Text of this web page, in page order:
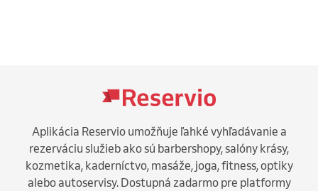
Aplikácia Reservio umožňuje ľahké vyhľadávanie a
rezerváciu služieb ako sú barbershopy, salóny krásy,
kozmetika, kaderníctvo, masáže, joga, fitness, optiky
alebo autoservisy. Dostupná zadarmo pre platformy